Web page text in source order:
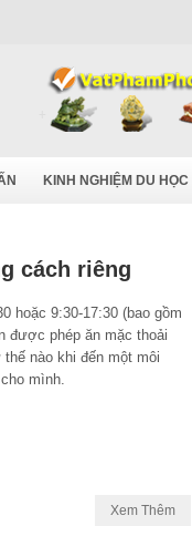
KINH NGHIỆM DU HỌC
cách riêng
hoặc 9:30-17:30 (bao gồm
được phép ăn mặc thoải
nào khi đến một môi
mình.
Xem Thêm